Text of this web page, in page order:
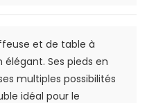
et de table à
Ses pieds en
multiples possibilités
idéal pour le